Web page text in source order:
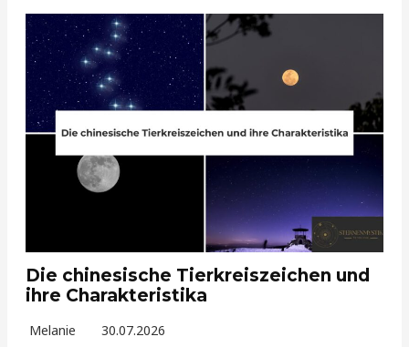
Die chinesische Tierkreiszeichen und
ihre Charakteristika
Melanie 30.07.2026